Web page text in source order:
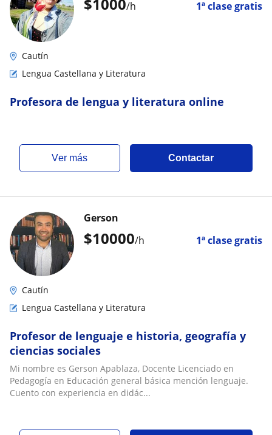
/h 1ª clase gratis
Cautín
Lengua Castellana y Literatura
Profesora de lengua y literatura online
ver más Contactar
$10000/h 1ª clase gratis
Gerson
Cautín
Lengua Castellana y Literatura
Profesor de lenguaje e historia, geografía y
ciencias sociales
Mi nombre es Gerson Apablaza, Docente Licenciado en
Pedagogía en Educación general básica mención lenguaje.
Cuento con experiencia en didác...